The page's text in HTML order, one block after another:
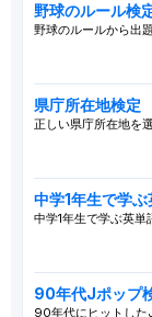
野球のルール検
野球のルールから出題
県庁所在地検定
正しい県庁所在地を
中学1年生で学
中学1年生で学ぶ英単
90年代Jポップ
90年代にヒットした